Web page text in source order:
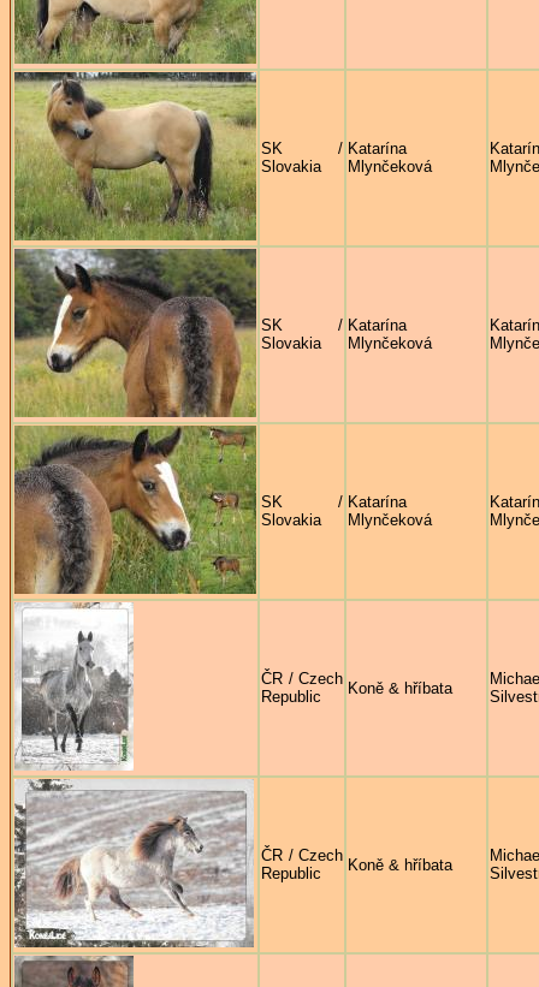
SK /
Slovakia
Katarína
Mlynčeková
SK /
Slovakia
Katarína
Mlynčeková
SK /
Slovakia
Katarína
Mlynčeková
ČR / Czech
Republic
Koně & hříbata
ČR / Czech
Republic
Koně & hříbata